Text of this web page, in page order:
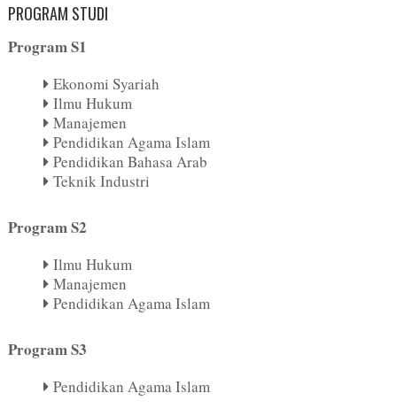
PROGRAM STUDI
Program S1
Ekonomi Syariah
Ilmu Hukum
Manajemen
Pendidikan Agama Islam
Pendidikan Bahasa Arab
Teknik Industri
Program S2
Ilmu Hukum
Manajemen
Pendidikan Agama Islam
Program S3
Pendidikan Agama Islam